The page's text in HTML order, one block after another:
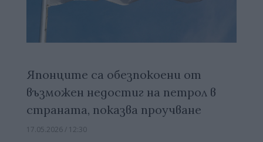
Японците са обезпокоени от
възможен недостиг на петрол в
страната, показва проучване
17.05.2026 / 12:30